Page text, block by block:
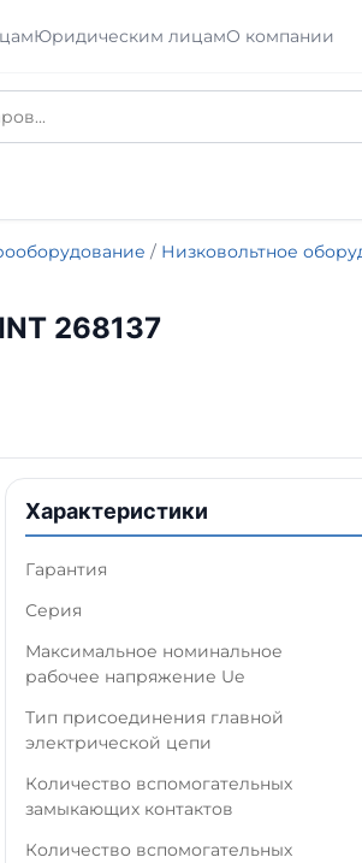
Юридическим лицамО компании
/ Низковольтное
268137
Характеристики
Гарантия
Серия
Максимальное номинальное
рабочее напряжение Ue
Тип присоединения главной
электрической цепи
Количество вспомогательных
замыкающих контактов
Количество вспомогательных